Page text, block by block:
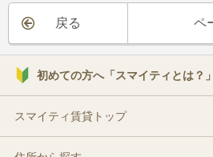
戻る ペ
初めての方へ「スマイティとは？」
スマイティ賃貸トップ